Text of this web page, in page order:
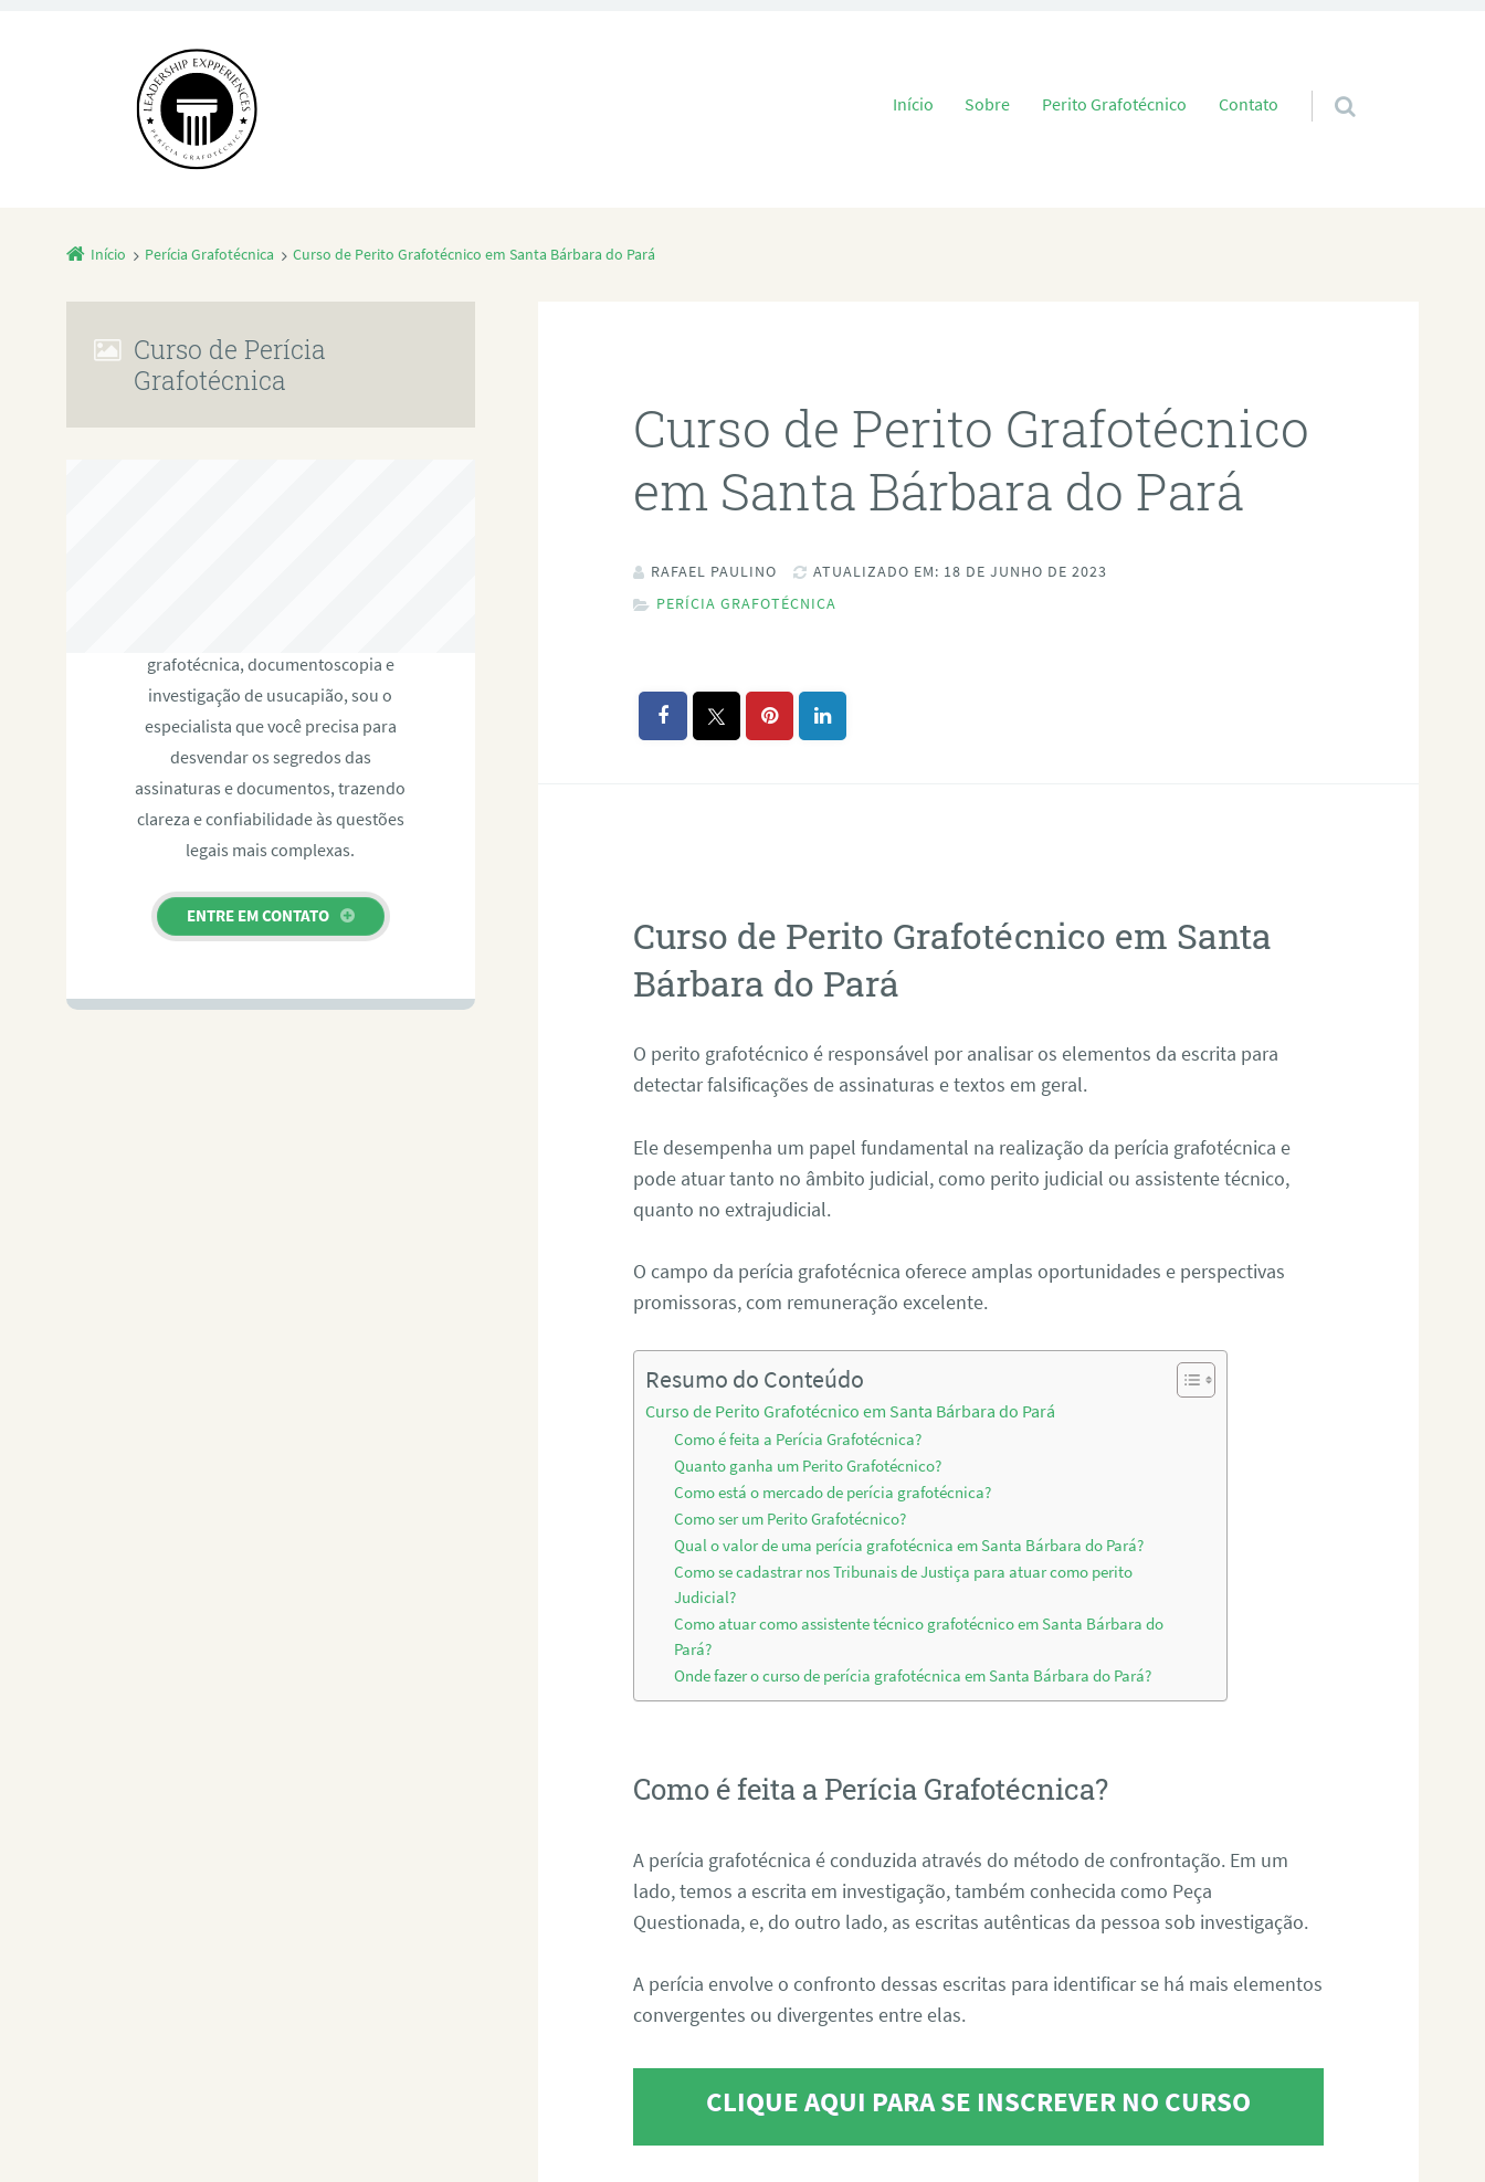
Pular para o conteúdo
Início Sobre Perito Grafotécnico Contato
Início Perícia Grafotécnica Curso de Perito Grafotécnico em Santa Bárbara do Pará
Curso de Perito Grafotécnico
em Santa Bárbara do Pará
RAFAEL PAULINO
ATUALIZADO EM: 18 DE JUNHO DE 2023
PERÍCIA GRAFOTÉCNICA
Curso de Perito Grafotécnico em Santa
Bárbara do Pará
O perito grafotécnico é responsável por analisar os elementos da escrita para
detectar falsificações de assinaturas e textos em geral.
Ele desempenha um papel fundamental na realização da perícia grafotécnica e
pode atuar tanto no âmbito judicial, como perito judicial ou assistente técnico,
quanto no extrajudicial.
O campo da perícia grafotécnica oferece amplas oportunidades e perspectivas
promissoras, com remuneração excelente.
Resumo do Conteúdo
Curso de Perito Grafotécnico em Santa Bárbara do Pará
Como é feita a Perícia Grafotécnica?
Quanto ganha um Perito Grafotécnico?
Como está o mercado de perícia grafotécnica?
Como ser um Perito Grafotécnico?
Qual o valor de uma perícia grafotécnica em Santa Bárbara do Pará?
Como se cadastrar nos Tribunais de Justiça para atuar como perito
Judicial?
Como atuar como assistente técnico grafotécnico em Santa Bárbara do
Pará?
Onde fazer o curso de perícia grafotécnica em Santa Bárbara do Pará?
Como é feita a Perícia Grafotécnica?
A perícia grafotécnica é conduzida através do método de confrontação. Em um
lado, temos a escrita em investigação, também conhecida como Peça
Questionada, e, do outro lado, as escritas autênticas da pessoa sob investigação.
A perícia envolve o confronto dessas escritas para identificar se há mais elementos
convergentes ou divergentes entre elas.
CLIQUE AQUI PARA SE INSCREVER NO CURSO
Curso de Perícia
Grafotécnica
grafotécnica, documentoscopia e
investigação de usucapião, sou o
especialista que você precisa para
desvendar os segredos das
assinaturas e documentos, trazendo
clareza e confiabilidade às questões
legais mais complexas.
ENTRE EM CONTATO